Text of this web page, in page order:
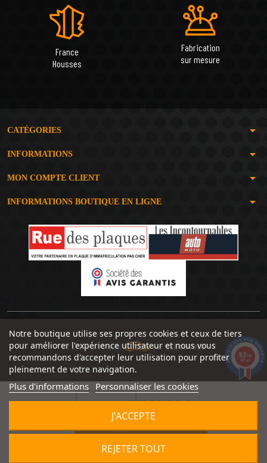
179,91 €
France
Housses
Fabrication
sur mesure
CATÉGORIES arrow_drop_down
INFORMATIONS arrow_drop_down
MON COMPTE CLIENT arrow_drop_down
INFORMATIONS BOUTIQUE EN LIGNE arrow_drop_down
Notre boutique utilise ses propres cookies et ceux de tiers
pour améliorer l'expérience utilisateur et nous vous
recommandons d'accepter leur utilisation pour profiter
pleinement de votre navigation.
Plus d'informations Personnaliser les cookies
REJETER TOUT
J'ACCEPTE
Un site réalisé avec par SERIOUSWEB
9.2/10
1492 avis